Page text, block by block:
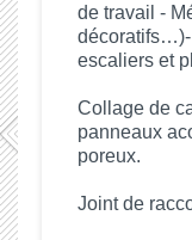
de travail -
décoratifs…)-
escaliers et
Collage de
panneaux
poreux.
Joint de